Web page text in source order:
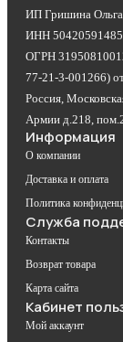
ИП Гришина Ольга
ИНН
ОГРН
77-21-3-001266)
Россия,
Армии д.218,
Информация
О компании
Доставка и оплата
Политика
Служба
Контакты
Возврат товара
Карта сайта
Кабинет
Мой аккаунт